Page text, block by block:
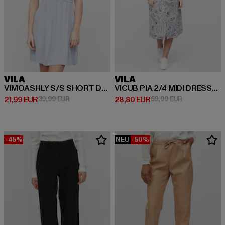
VILA
VIMOASHLY S/S SHORT DRESS/SU/R
21,99 EUR
Derzeitiger Preis: 21,99 EUR
39,99 EURAktionspreis: 39,99 EUR
VILA
VICUB PIA 2/4 MIDI DRESS/SU /pia
28,80 EUR
Derzeitiger Preis: 28,80 EUR
59,99 EURAktionspreis:
-45% NEU -50%